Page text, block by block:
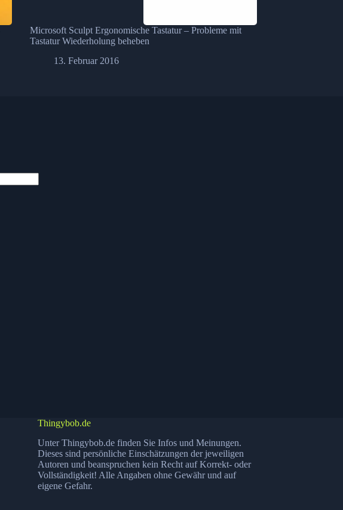
Microsoft Sculpt Ergonomische Tastatur – Probleme mit
Tastatur Wiederholung beheben
13. Februar 2016
Thingybob.de
Unter Thingybob.de finden Sie Infos und Meinungen.
Dieses sind persönliche Einschätzungen der jeweiligen
Autoren und beanspruchen kein Recht auf Korrekt- oder
Vollständigkeit! Alle Angaben ohne Gewähr und auf
eigene Gefahr.